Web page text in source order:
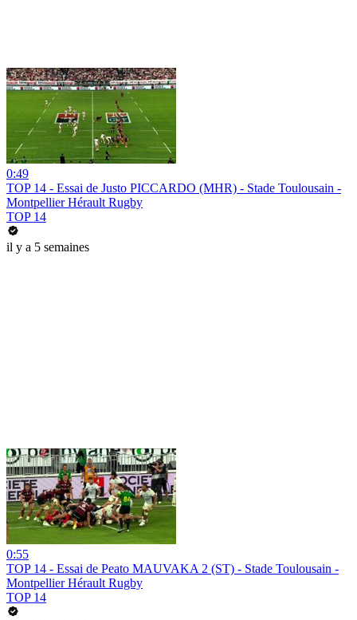
0:49
TOP 14 - Essai de Justo PICCARDO (MHR) - Stade Toulousain -
Montpellier Hérault Rugby
TOP 14
il y a 5 semaines
0:55
TOP 14 - Essai de Peato MAUVAKA 2 (ST) - Stade Toulousain -
Montpellier Hérault Rugby
TOP 14